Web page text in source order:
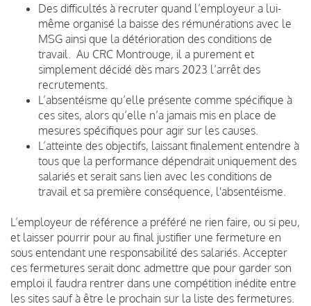
Des difficultés à recruter quand l’employeur a lui-
même organisé la baisse des rémunérations avec le
MSG ainsi que la détérioration des conditions de
travail.
Au CRC Montrouge, il a purement et
simplement décidé dès mars 2023 l’arrêt des
recrutements.
L’absentéisme qu’elle présente comme spécifique à
ces sites, alors qu’elle n’a jamais mis en place de
mesures spécifiques pour agir sur les causes.
L’atteinte des objectifs, laissant finalement entendre à
tous que la performance dépendrait uniquement des
salariés et serait sans lien avec les conditions de
travail et sa première conséquence, l'absentéisme.
L’employeur de référence a préféré ne rien faire, ou si peu,
et laisser pourrir pour au final justifier une fermeture en
sous entendant une responsabilité des salariés. Accepter
ces fermetures serait donc admettre que pour garder son
emploi il faudra rentrer dans une compétition inédite entre
les sites sauf à être le prochain sur la liste des fermetures.